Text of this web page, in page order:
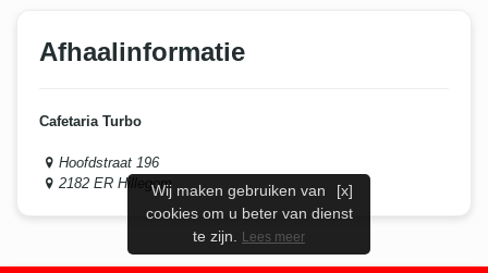
Afhaalinformatie
Cafetaria Turbo
Hoofdstraat 196
2182 ER Hillegom
[x]
Wij maken gebruiken van
cookies om u beter van dienst
te zijn.
Lees meer